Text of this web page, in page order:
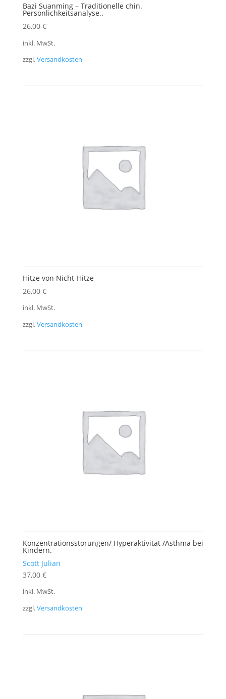
Bazi Suanming – Traditionelle chin.
Persönlichkeitsanalyse..
26,00 €
inkl. MwSt.
zzgl.Versandkosten
Hitze von Nicht-Hitze
26,00 €
inkl. MwSt.
zzgl.Versandkosten
Konzentrationsstörungen/ Hyperaktivität /Asthma bei
Kindern.
Scott Julian
37,00 €
inkl. MwSt.
zzgl.Versandkosten